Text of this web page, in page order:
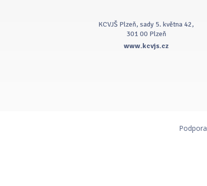
KCVJŠ Plzeň, sady 5. května 42,
301 00 Plzeň
www.kcvjs.cz